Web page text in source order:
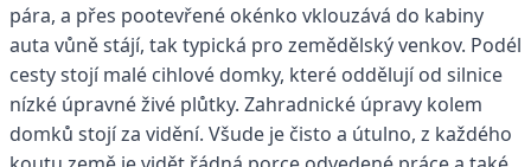
pára, a přes pootevřené okénko vklouzává do kabiny
auta vůně stájí, tak typická pro zemědělský venkov. Podél
cesty stojí malé cihlové domky, které oddělují od silnice
nízké úpravné živé plůtky. Zahradnické úpravy kolem
domků stojí za vidění. Všude je čisto a útulno, z každého